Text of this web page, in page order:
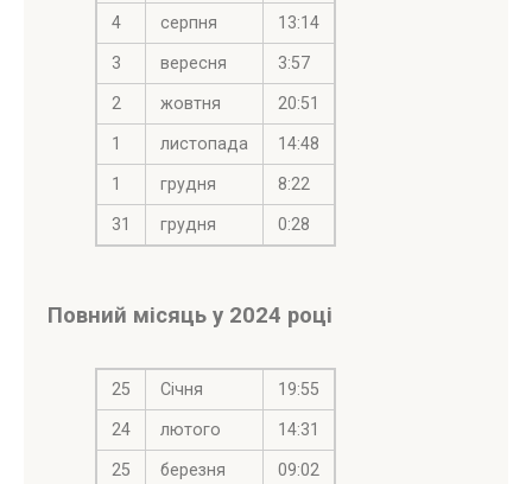
4 серпня 13:14
3 вересня 3:57
2 жовтня 20:51
1 листопада 14:48
1 грудня 8:22
31 грудня 0:28
Повний місяць у 2024 році
25 Січня 19:55
24 лютого 14:31
25 березня 09:02